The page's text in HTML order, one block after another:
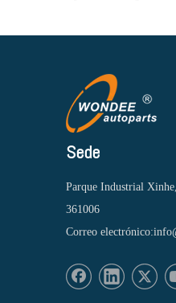
Sede
Parque Industrial
361006
Correo electrónico: